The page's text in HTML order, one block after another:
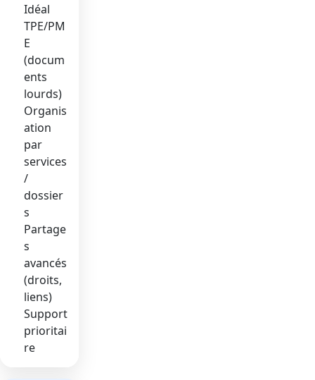
Idéal
TPE/PM
E
(docum
ents
lourds)
Organis
ation
par
services
/
dossier
s
Partage
s
avancés
(droits,
liens)
Support
prioritai
re